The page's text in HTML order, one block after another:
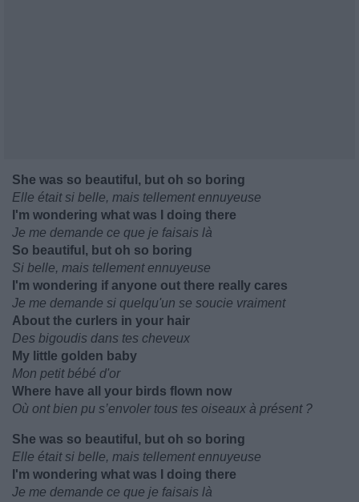
She was so beautiful, but oh so boring
Elle était si belle, mais tellement ennuyeuse
I'm wondering what was I doing there
Je me demande ce que je faisais là
So beautiful, but oh so boring
Si belle, mais tellement ennuyeuse
I'm wondering if anyone out there really cares
Je me demande si quelqu'un se soucie vraiment
About the curlers in your hair
Des bigoudis dans tes cheveux
My little golden baby
Mon petit bébé d'or
Where have all your birds flown now
Où ont bien pu s’envoler tous tes oiseaux à présent ?
She was so beautiful, but oh so boring
Elle était si belle, mais tellement ennuyeuse
I'm wondering what was I doing there
Je me demande ce que je faisais là